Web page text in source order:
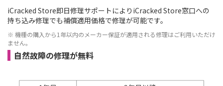
iCracked Store即日修理サポートによりiCracked Store窓口への
持ち込み修理でも補償適用価格で修理が可能です。
※ 機種の購入から1年以内のメーカー保証が適用される修理はご利用いただけ
ません。
自然故障の修理が無料